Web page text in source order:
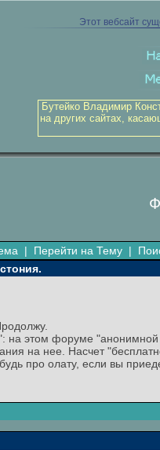
Этот вебсайт
Бутейко Владимир
на других сайтах,
| Перейти на Тему |
на этом форуме
на нее. Насчет
про олату, если вы